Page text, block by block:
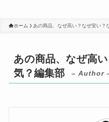
ホーム あの商品、なぜ高い？なぜ安い？
あの商品、なぜ高
気？編集部
– Author